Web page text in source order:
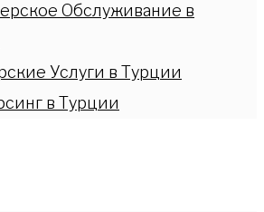
Обслуживание в
Услуги в Турции
в Турции